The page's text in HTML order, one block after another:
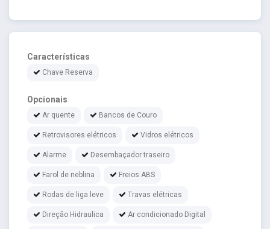
Características
Chave Reserva
Opcionais
Ar quente Bancos de Couro
Retrovisores elétricos Vidros elétricos
Alarme Desembaçador traseiro
Farol de neblina Freios ABS
Rodas de liga leve Travas elétricas
Direção Hidraulica Ar condicionado Digital